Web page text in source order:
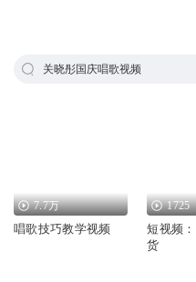
关晓彤国庆唱歌视频
7.7万
唱歌技巧教学视频
1725
短视频
货